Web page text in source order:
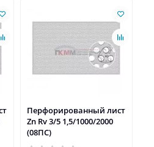
Перфорированный лист
Zn Rv 3/5 1,5/1000/2000
(08ПС)